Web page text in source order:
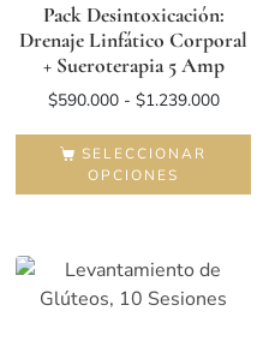
Pack Desintoxicación:
Drenaje Linfático Corporal
+ Sueroterapia 5 Amp
$590.000 - $1.239.000
SELECCIONAR
OPCIONES